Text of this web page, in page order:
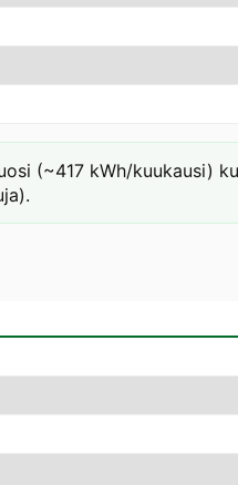
(~417 kWh/kuukausi)